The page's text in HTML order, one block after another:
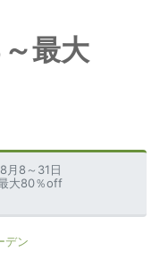
最大
月8～31日
大80％off
デン